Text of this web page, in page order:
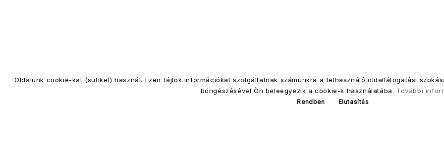
INFORMÁCIÓK VEVŐSZOLGÁLAT
Oldalunk cookie-kat (sütiket) használ. Ezen fájlok információkat szolgáltatnak számunkra a felhasználó oldallátogatási
böngészésével Ön beleegyezik a cookie-k használatába. További
Rendben Elutasítás